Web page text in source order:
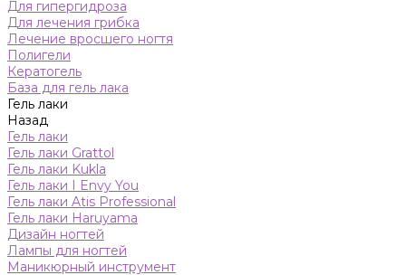
Для гипергидроза
Для лечения грибка
Лечение вросшего ногтя
Полигели
Кератогель
База для гель лака
Гель лаки
Назад
Гель лаки
Гель лаки Grattol
Гель лаки Kukla
Гель лаки I Envy You
Гель лаки Atis Professional
Гель лаки Haruyama
Дизайн ногтей
Лампы для ногтей
Маникюрный инструмент